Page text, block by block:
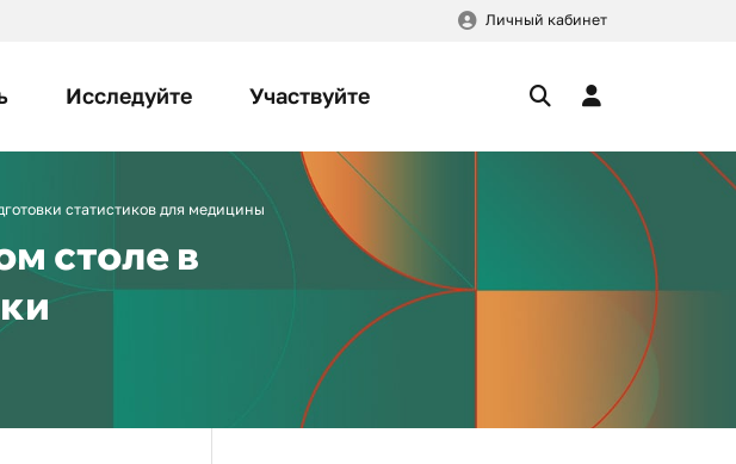
Личный кабинет
Исследуйте Участвуйте
статистиков для медицины
столе в